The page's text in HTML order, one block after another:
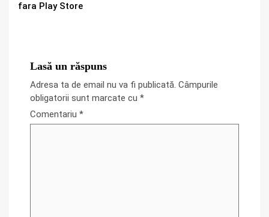
fara Play Store
Lasă un răspuns
Adresa ta de email nu va fi publicată. Câmpurile
obligatorii sunt marcate cu *
Comentariu *